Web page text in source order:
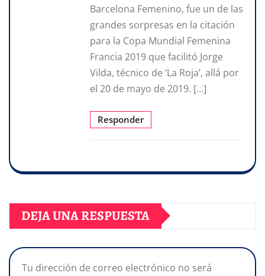
Barcelona Femenino, fue un de las
grandes sorpresas en la citación
para la Copa Mundial Femenina
Francia 2019 que facilitó Jorge
Vilda, técnico de ‘La Roja’, allá por
el 20 de mayo de 2019. […]
Responder
DEJA UNA RESPUESTA
Tu dirección de correo electrónico no será